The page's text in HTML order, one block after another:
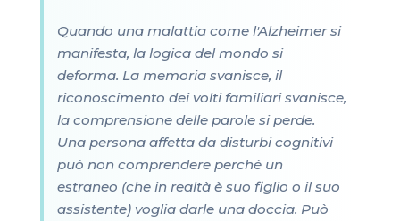
Quando una malattia come l'Alzheimer si
manifesta, la logica del mondo si
deforma. La memoria svanisce, il
riconoscimento dei volti familiari svanisce,
la comprensione delle parole si perde.
Una persona affetta da disturbi cognitivi
può non comprendere perché un
estraneo (che in realtà è suo figlio o il suo
assistente) voglia darle una doccia. Può